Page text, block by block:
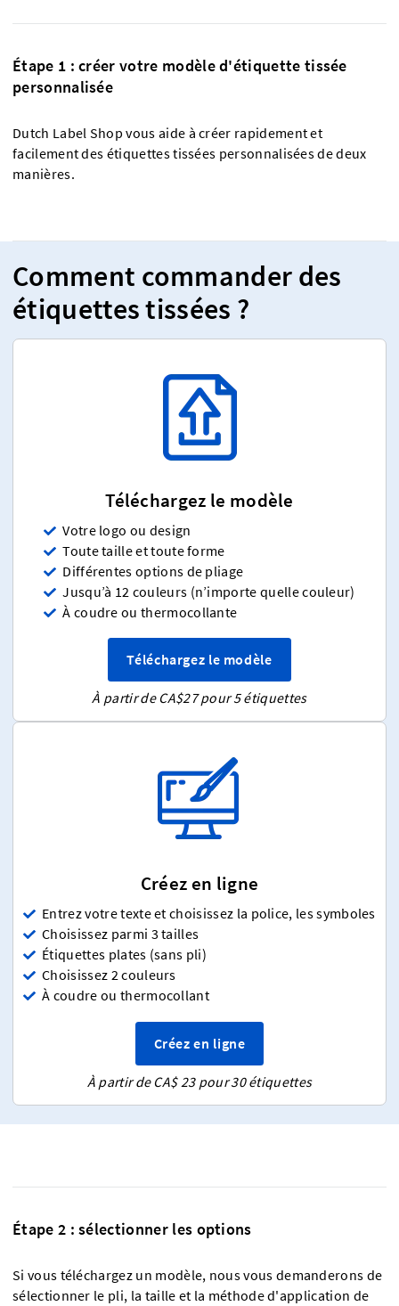
Étape 1 : créer votre modèle d'étiquette tissée
personnalisée
Dutch Label Shop vous aide à créer rapidement et
facilement des étiquettes tissées personnalisées de deux
manières.
Comment commander des
étiquettes tissées ?
Téléchargez le modèle
Votre logo ou design
Toute taille et toute forme
Différentes options de pliage
Jusqu’à 12 couleurs (n’importe quelle couleur)
À coudre ou thermocollante
Téléchargez le modèle
À partir de CA$27 pour 5 étiquettes
Créez en ligne
Entrez votre texte et choisissez la police, les symboles
Choisissez parmi 3 tailles
Étiquettes plates (sans pli)
Choisissez 2 couleurs
À coudre ou thermocollant
Créez en ligne
À partir de CA$ 23 pour 30 étiquettes
Étape 2 : sélectionner les options
Si vous téléchargez un modèle, nous vous demanderons de
sélectionner le pli, la taille et la méthode d'application de